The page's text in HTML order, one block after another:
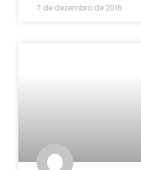
7 de dezembro de 2016